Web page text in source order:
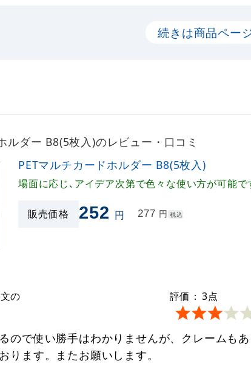
続きは商品ペー
ルダー B8(5枚入)のレビュー・口コミ
PETマルチカードホルダー B8(5枚入)
場面に応じ､アイデア次第で色々な使い方が可能で
販売価格 252 円 277 円 税込
の
評価： 3点
ので使い勝手はわかりませんが、クレームも
ります。またお願いします。